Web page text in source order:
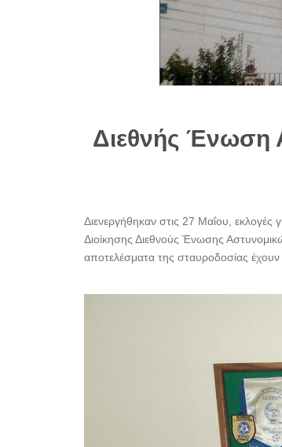
Διεθνής Ένωση
Διενεργήθηκαν στις 27 Μαΐου, εκλογές
Διοίκησης Διεθνούς Ένωσης
αποτελέσματα της σταυροδοσίας